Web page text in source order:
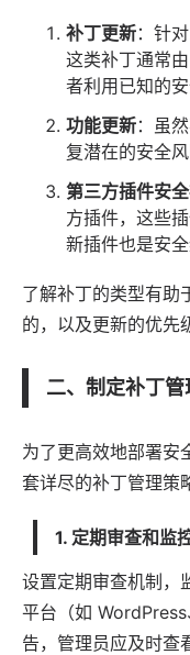
补丁更新：针
这类补丁通常
者利用已知的安
功能更新：虽
复潜在的安全
第三方插件安
方插件，这些
新插件也是安
了解补丁的类型有助
的，以及更新的优先
二、制定补丁管
为了更高效地部署安
套详尽的补丁管理策
1. 定期审查和监
设置定期审查机制，
平台（如 WordPress
告，管理员应及时查